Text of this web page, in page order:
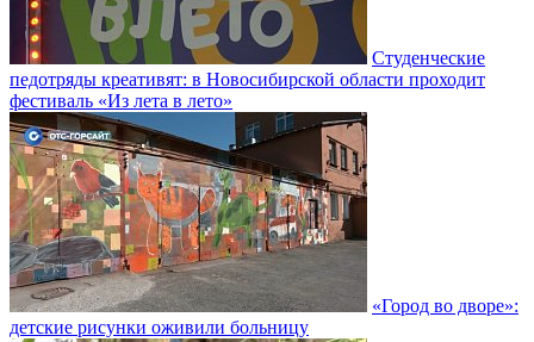
Студенческие
педотряды креативят: в Новосибирской области проходит
фестиваль «Из лета в лето»
«Город во дворе»:
детские рисунки оживили больницу